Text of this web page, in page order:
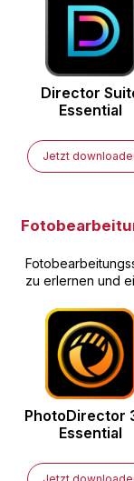
Director
Essential
Jetzt
zu erlernen und
PhotoDirector
Essential